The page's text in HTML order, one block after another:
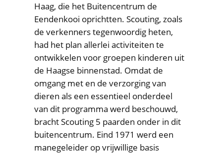
Haag, die het Buitencentrum de
Eendenkooi oprichtten. Scouting, zoals
de verkenners tegenwoordig heten,
had het plan allerlei activiteiten te
ontwikkelen voor groepen kinderen uit
de Haagse binnenstad. Omdat de
omgang met en de verzorging van
dieren als een essentieel onderdeel
van dit programma werd beschouwd,
bracht Scouting 5 paarden onder in dit
buitencentrum. Eind 1971 werd een
manegeleider op vrijwillige basis